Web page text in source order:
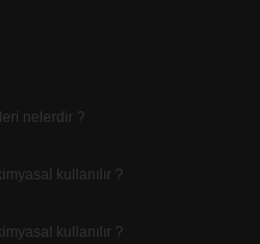
nelerdir ?
kullanılır ?
kullanılır ?